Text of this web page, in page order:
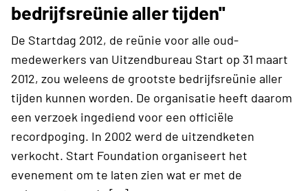
bedrijfsreünie aller tijden''
De Startdag 2012, de reünie voor alle oud-
medewerkers van Uitzendbureau Start op 31 maart
2012, zou weleens de grootste bedrijfsreünie aller
tijden kunnen worden. De organisatie heeft daarom
een verzoek ingediend voor een officiële
recordpoging. In 2002 werd de uitzendketen
verkocht. Start Foundation organiseert het
evenement om te laten zien wat er met de